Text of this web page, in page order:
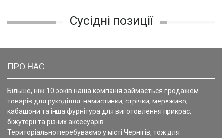
Сусідні позиції
ПРО НАС
Більше, ніж 10 років наша компанія займається продажем
товарів для рукоділля: намистинки, стрічки, мереживо,
кабашони та інша фурнітура для виготовлення прикрас,
біжутерії та різних аксесуарів.
Територіально перебуваємо у місті Чернігів, тож для